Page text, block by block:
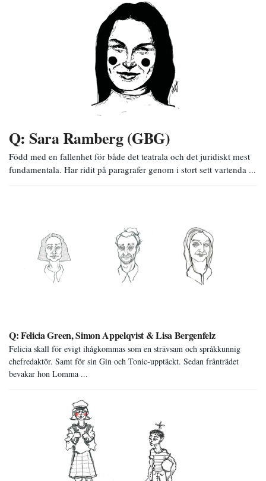
Q: Sara Ramberg (GBG)
Född med en fallenhet för både det teatrala och det juridiskt mest
fundamentala. Har ridit på paragrafer genom i stort sett vartenda ...
Q: Felicia Green, Simon Appelqvist & Lisa Bergenfelz
Felicia skall för evigt ihågkommas som en strävsam och språkkunnig
chefredaktör. Samt för sin Gin och Tonic-upptäckt. Sedan frånträdet
bevakar hon Lomma ...